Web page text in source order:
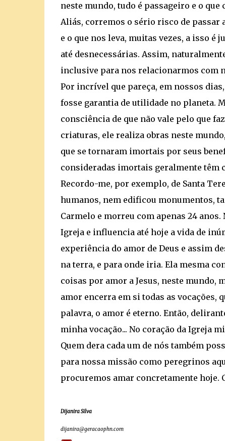
neste mundo, tudo é passageiro e o
Aliás, corremos o sério risco de passar
e o que nos leva, muitas vezes, a isso é
até desnecessárias. Assim,
inclusive para nos relacionarmos com
Por incrível que pareça, em nossos
fosse garantia de utilidade no planeta.
consciência de que não vale pelo que
criaturas, ele realiza obras neste
que se tornaram imortais por seus
consideradas imortais geralmente têm
Recordo-me, por exemplo, de Santa
humanos, nem edificou monumentos,
Carmelo e morreu com apenas 24
Igreja e influencia até hoje a vida de
experiência do amor de Deus e assim
na terra, e para onde iria. Ela mesma
coisas por amor a Jesus, neste mundo,
amor encerra em si todas as vocações,
palavra, o amor é eterno. Então,
minha vocação... No coração da Igreja
Quem dera cada um de nós também
para nossa missão como peregrinos
procuremos amar concretamente hoje.
Dijanira Silva
dijanira@geracaophn.com